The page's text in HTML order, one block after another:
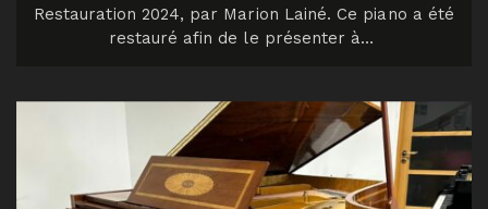
Restauration 2024, par Marion Lainé. Ce piano a été
restauré afin de le présenter à…